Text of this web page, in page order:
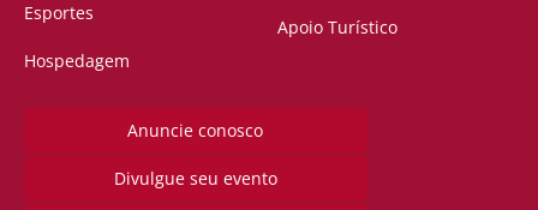
Esportes
Hospedagem
Apoio Turístico
Anuncie conosco
Divulgue seu evento